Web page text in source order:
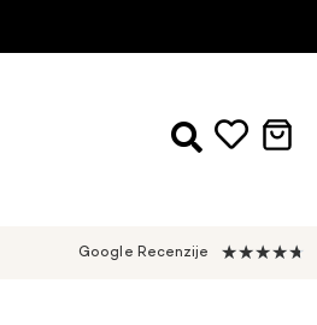
Google Recenzije ★★★★★